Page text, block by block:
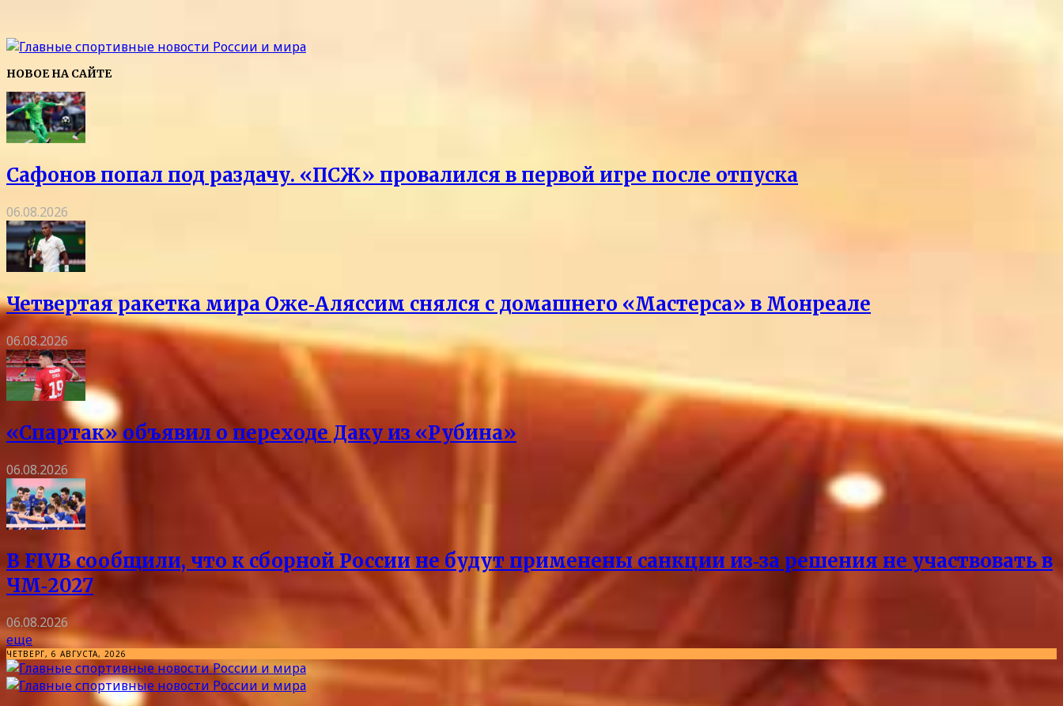
НОВОЕ НА САЙТЕ
Сафонов попал под раздачу. «ПСЖ» провалился в первой игре после отпуска
06.08.2026
Четвертая ракетка мира Оже‑Аляссим снялся с домашнего «Мастерса» в Монреале
06.08.2026
«Спартак» объявил о переходе Даку из «Рубина»
06.08.2026
В FIVB сообщили, что к сборной России не будут применены санкции из‑за решения не участвовать в
ЧМ‑2027
06.08.2026
еще
ЧЕТВЕРГ, 6 АВГУСТА, 2026